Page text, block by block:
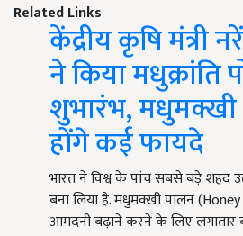
Related Links
केंद्रीय कृषि मंत्री
ने किया मधुक्रांति
शुभारंभ, मधुमक्खी
होंगे कई फायदे
भारत ने विश्व के पांच सबसे बड़े शहद
बना लिया है. मधुमक्खी पालन
आमदनी बढ़ाने करने के लिए लगातार